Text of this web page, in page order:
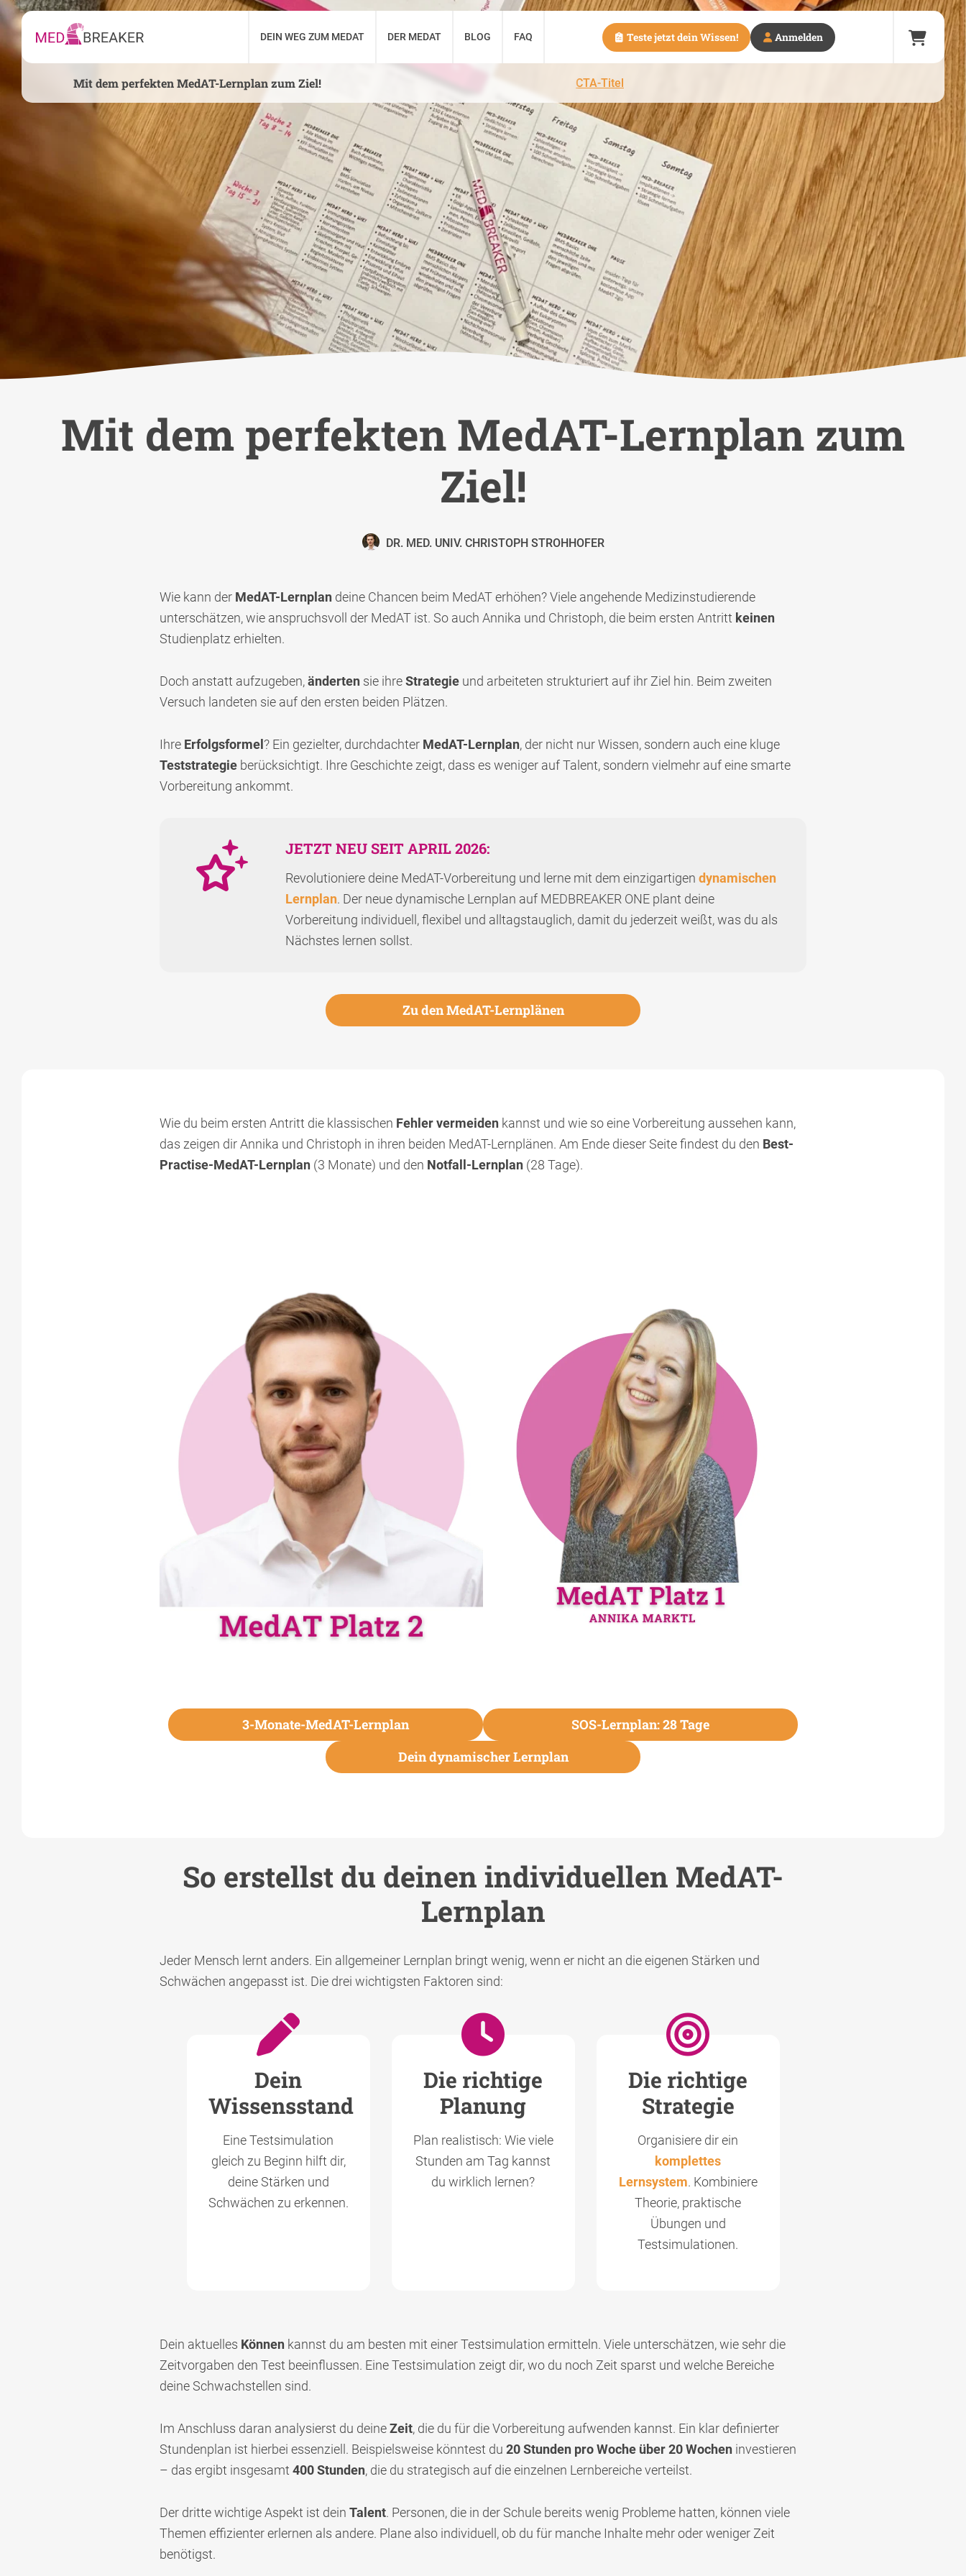
DEIN WEG ZUM MEDAT DER MEDAT BLOG FAQ Teste jetzt dein Wissen! Anmelden
Mit dem perfekten MedAT-Lernplan zum Ziel! CTA-Titel
Mit dem perfekten MedAT-Lernplan zum
Ziel!
DR. MED. UNIV. CHRISTOPH STROHHOFER
Wie kann der MedAT-Lernplan deine Chancen beim MedAT erhöhen? Viele angehende Medizinstudierende
unterschätzen, wie anspruchsvoll der MedAT ist. So auch Annika und Christoph, die beim ersten Antritt keinen
Studienplatz erhielten.
Doch anstatt aufzugeben,änderten sie ihreStrategie und arbeiteten strukturiert auf ihr Ziel hin. Beim zweiten
Versuch landeten sie auf den ersten beiden Plätzen.
Ihre Erfolgsformel? Ein gezielter, durchdachter MedAT-Lernplan, der nicht nur Wissen, sondern auch eine kluge
Teststrategie berücksichtigt. Ihre Geschichte zeigt, dass es weniger auf Talent, sondern vielmehr auf eine smarte
Vorbereitung ankommt.
JETZT NEU SEIT APRIL 2026:
Revolutioniere deine MedAT-Vorbereitung und lerne mit dem einzigartigen dynamischen
Lernplan. Der neue dynamische Lernplan auf MEDBREAKER ONE plant deine
Vorbereitung individuell, flexibel und alltagstauglich, damit du jederzeit weißt, was du als
Nächstes lernen sollst.
Zu den MedAT-Lernplänen
Wie du beim ersten Antritt die klassischen Fehler vermeiden kannst und wie so eine Vorbereitung aussehen kann,
das zeigen dir Annika und Christoph in ihren beiden MedAT-Lernplänen. Am Ende dieser Seite findest du den Best-
Practise-MedAT-Lernplan (3 Monate) und den Notfall-Lernplan (28 Tage).
3-Monate-MedAT-Lernplan
SOS-Lernplan: 28 Tage
Dein dynamischer Lernplan
So erstellst du deinen individuellen MedAT-
Lernplan
Jeder Mensch lernt anders. Ein allgemeiner Lernplan bringt wenig, wenn er nicht an die eigenen Stärken und
Schwächen angepasst ist. Die drei wichtigsten Faktoren sind:
Dein
Wissensstand
Eine Testsimulation
gleich zu Beginn hilft dir,
deine Stärken und
Schwächen zu erkennen.
Die richtige
Planung
Plan realistisch: Wie viele
Stunden am Tag kannst
du wirklich lernen?
Die richtige
Strategie
Organisiere dir ein
komplettes
Lernsystem. Kombiniere
Theorie, praktische
Übungen und
Testsimulationen.
Dein aktuelles Können kannst du am besten mit einer Testsimulation ermitteln. Viele unterschätzen, wie sehr die
Zeitvorgaben den Test beeinflussen. Eine Testsimulation zeigt dir, wo du noch Zeit sparst und welche Bereiche
deine Schwachstellen sind.
Im Anschluss daran analysierst du deineZeit, die du für die Vorbereitung aufwenden kannst. Ein klar definierter
Stundenplan ist hierbei essenziell. Beispielsweise könntest du 20 Stunden pro Woche über 20 Wochen investieren
– das ergibt insgesamt 400 Stunden, die du strategisch auf die einzelnen Lernbereiche verteilst.
Der dritte wichtige Aspekt ist dein Talent. Personen, die in der Schule bereits wenig Probleme hatten, können viele
Themen effizienter erlernen als andere. Plane also individuell, ob du für manche Inhalte mehr oder weniger Zeit
benötigst.